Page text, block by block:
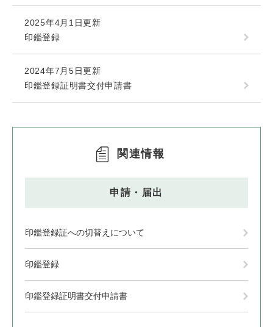
2025年4月1日更新
印鑑登録
2024年7月5日更新
印鑑登録証明書交付申請書
関連情報
申請・届出
印鑑登録証への切替えについて
印鑑登録
印鑑登録証明書交付申請書